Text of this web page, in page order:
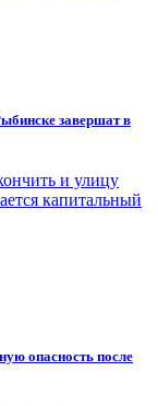
завершат в
и улицу
капитальный
опасность после